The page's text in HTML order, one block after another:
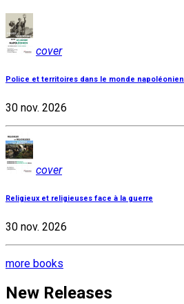
cover
Police et territoires dans le monde napoléonien
30 nov. 2026
cover
Religieux et religieuses face à la guerre
30 nov. 2026
more books
New Releases